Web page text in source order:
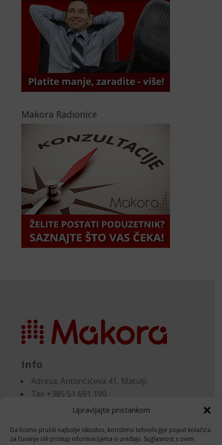
Upravljajte pristankom
Da bismo pružili najbolje iskustvo, koristimo tehnologije poput kolačića
za čuvanje i/ili pristup informacijama o uređaju. Suglasnost s ovim
Makora Radionice
Info
Adresa:Antončićeva 41, Matulji
Tel: +385 51 691 190
Email:knjigovodstvo@makora.hr
Dokumenti